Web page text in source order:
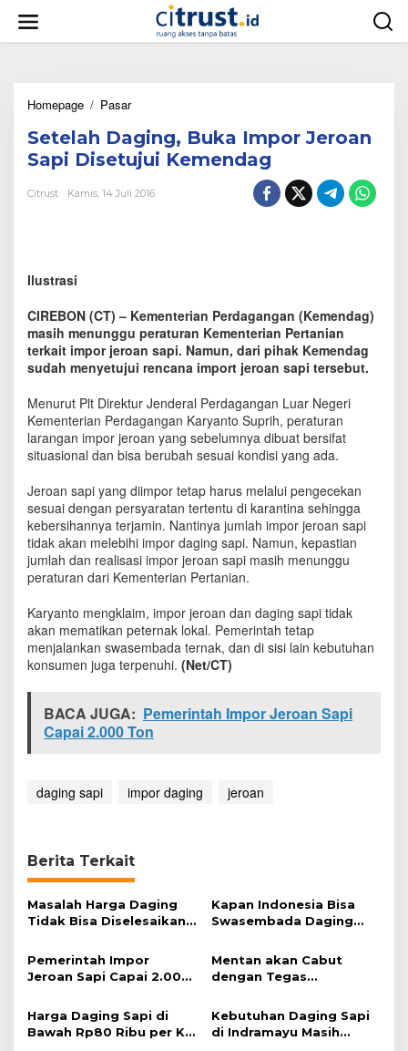
w
Homepage / PasarS
t
e
l
a
h
,
B
u
k
I
m
p
o
r
J
e
r
o
a
n
S
p
i
D
i
s
t
u
j
K
n
d
g
Setelah Daging, Buka Impor Jeroan
Sapi Disetujui Kemendag
Citrust Kamis, 14 Juli 2016
Ilustrasi
CIREBON (CT) – Kementerian Perdagangan (Kemendag)
masih menunggu peraturan Kementerian Pertanian
terkait impor jeroan sapi. Namun, dari pihak Kemendag
sudah menyetujui rencana import jeroan sapi tersebut.
Menurut Plt Direktur Jenderal Perdagangan Luar Negeri
Kementerian Perdagangan Karyanto Suprih, peraturan
larangan impor jeroan yang sebelumnya dibuat bersifat
situasional dan bisa berubah sesuai kondisi yang ada.
Jeroan sapi yang diimpor tetap harus melalui pengecekan
sesuai dengan persyaratan tertentu di karantina sehingga
kebersihannya terjamin. Nantinya jumlah impor jeroan sapi
tidak akan melebihi impor daging sapi. Namun, kepastian
jumlah dan realisasi impor jeroan sapi masih menunggu
peraturan dari Kementerian Pertanian.
Karyanto mengklaim, impor jeroan dan daging sapi tidak
akan mematikan peternak lokal. Pemerintah tetap
menjalankan swasembada ternak, dan di sisi lain kebutuhan
konsumen juga terpenuhi. (Net/CT)
BACA JUGA: Pemerintah Impor Jeroan Sapi
Capai 2.000 Ton
daging sapi impor daging jeroan
Berita Terkait
Masalah Harga Daging
Tidak Bisa Diselesaikan
Kapan Indonesia Bisa
Swasembada Daging
Pemerintah Impor
Jeroan Sapi Capai 2.000
Mentan akan Cabut
dengan Tegas
Daging
Harga Daging Sapi di
Bawah Rp80 Ribu per Kg
Kebutuhan Daging Sapi
di Indramayu Masih